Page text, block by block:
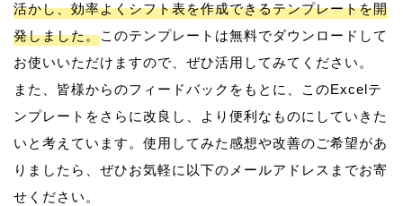
活かし、効率よくシフト表を作成できるテンプレートを開
発しました。このテンプレートは無料でダウンロードして
お使いいただけますので、ぜひ活用してみてください。
また、皆様からのフィードバックをもとに、このExcelテ
ンプレートをさらに改良し、より便利なものにしていきた
いと考えています。使用してみた感想や改善のご希望があ
りましたら、ぜひお気軽に以下のメールアドレスまでお寄
せください。